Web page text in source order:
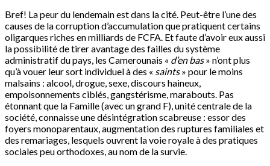
Bref! La peur du lendemain est dans la cité. Peut-être l’une des
causes de la corruption d’accumulation que pratiquent certains
oligarques riches en milliards de FCFA. Et faute d’avoir eux aussi
la possibilité de tirer avantage des failles du système
administratif du pays, les Camerounais « d’en bas» n’ont plus
qu’à vouer leur sort individuel à des « saints» pour le moins
malsains : alcool, drogue, sexe, discours haineux,
empoisonnements ciblés, gangstérisme, marabouts. Pas
étonnant que la Famille (avec un grand F), unité centrale de la
société, connaisse une désintégration scabreuse : essor des
foyers monoparentaux, augmentation des ruptures familiales et
des remariages, lesquels ouvrent la voie royale à des pratiques
sociales peu orthodoxes, au nom de la survie.